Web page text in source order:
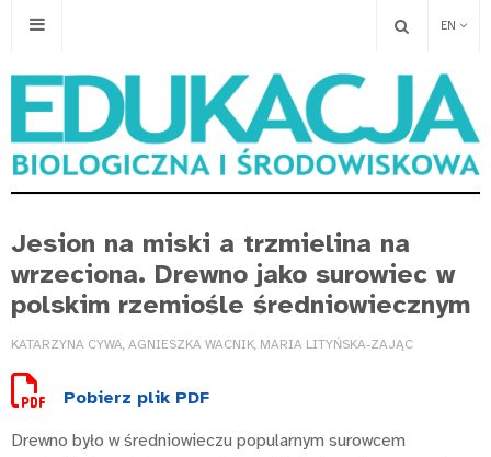
EN
Jesion na miski a trzmielina na
wrzeciona. Drewno jako surowiec w
polskim rzemiośle średniowiecznym
KATARZYNA CYWA, AGNIESZKA WACNIK, MARIA LITYŃSKA-ZAJĄC
Pobierz plik PDF
Drewno było w średniowieczu popularnym surowcem